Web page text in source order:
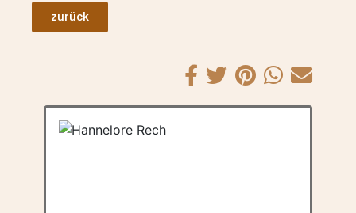
zurück